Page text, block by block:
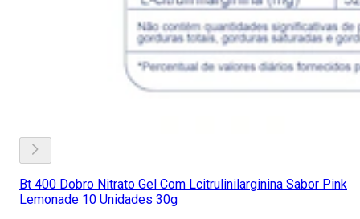
Bt 400 Dobro Nitrato Gel Com Lcitrulinilarginina Sabor Pink
Lemonade 10 Unidades 30g